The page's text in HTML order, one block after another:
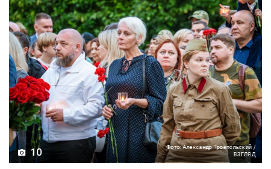
10
Фото: Александр Троепольский /
ВЗГЛЯД